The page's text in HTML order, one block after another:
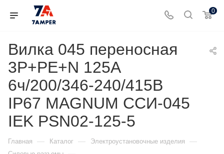
0
Вилка 045 переносная
3P+PE+N 125А
6ч/200/346-240/415В
IP67 MAGNUM ССИ-045
IEK PSN02-125-5
Главная — Каталог — Электроустановочные изделия —